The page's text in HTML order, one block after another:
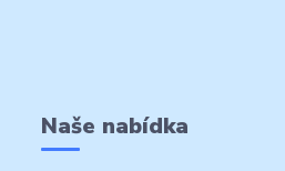
Naše nabídka